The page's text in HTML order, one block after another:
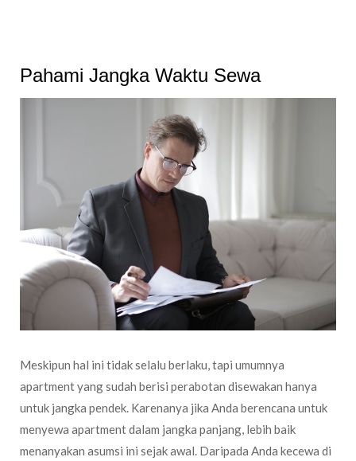
Pahami Jangka Waktu Sewa
Meskipun hal ini tidak selalu berlaku, tapi umumnya
apartment yang sudah berisi perabotan disewakan hanya
untuk jangka pendek. Karenanya jika Anda berencana untuk
menyewa apartment dalam jangka panjang, lebih baik
menanyakan asumsi ini sejak awal. Daripada Anda kecewa di